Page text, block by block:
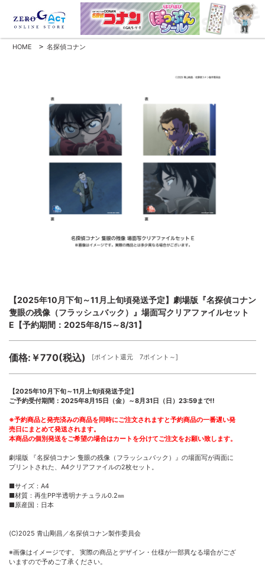
HOME > 名探偵コナン
【2025年10月下旬～11月上旬頃発送予定】劇場版『名探偵コナン
隻眼の残像（フラッシュバック）』場面写クリアファイルセット
E【予約期間：2025年8/15～8/31】
価格:￥770(税込) [ポイント還元 7ポイント～]
【2025年10月下旬～11月上旬頃発送予定】
ご予約受付期間：2025年8月15日（金）～8月31日（日）23:59まで!!
※予約商品と発売済みの商品を同時にご注文されますと予約商品の一番遅い発
売日にまとめて発送されます。
本商品の個別発送をご希望の場合はカートを分けてご注文をお願い致します。
劇場版 『名探偵コナン 隻眼の残像（フラッシュバック）』の場面写が両面に
プリントされた、A4クリアファイルの2枚セット。
■サイズ：A4
■材質：再生PP半透明ナチュラル0.2㎜
■原産国：日本
(C)2025 青山剛昌／名探偵コナン製作委員会
※画像はイメージです。 実際の商品とデザイン・仕様が一部異なる場合がござ
いますので予めご了承ください。